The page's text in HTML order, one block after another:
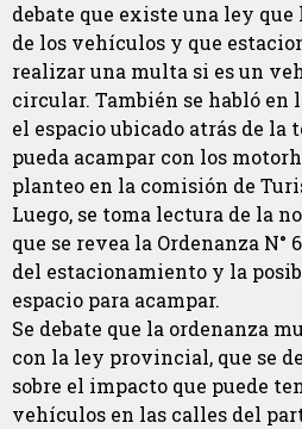
debate que existe una ley
de los vehículos y que
realizar una multa si es un
circular. También se habló
el espacio ubicado atrás de la
pueda acampar con los
planteo en la comisión de
Luego, se toma lectura de la
que se revea la Ordenanza N°
del estacionamiento y la
espacio para acampar.
Se debate que la ordenanza
con la ley provincial, que se
sobre el impacto que puede
vehículos en las calles del